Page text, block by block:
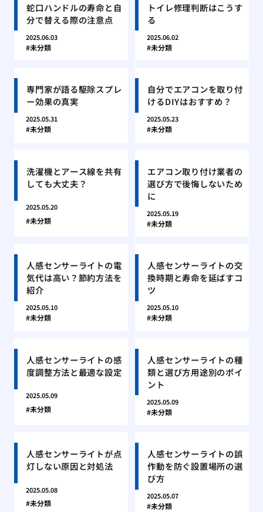
蛇口ハンドルの寿命と自
分で替える際の注意点
2025.06.03
未分類
トイレ修理判断はこうす
る
2025.06.02
未分類
専門家が語る駆除スプレ
ー効果の真実
2025.05.31
未分類
自分でエアコンを取り付
けるDIYはおすすめ？
2025.05.23
未分類
洗濯機とアース線を共有
しても大丈夫？
2025.05.20
未分類
エアコン取り付け業者の
選び方で後悔しないため
に
2025.05.19
未分類
人感センサーライトの電
気代は高い？節約方法を
紹介
2025.05.10
未分類
人感センサーライトの交
換時期と寿命を延ばすコ
ツ
2025.05.10
未分類
人感センサーライトの感
度調整方法と最適な設定
2025.05.09
未分類
人感センサーライトの種
類と選び方用途別のポイ
ント
2025.05.09
未分類
人感センサーライトが点
灯しない原因と対処法
2025.05.08
未分類
人感センサーライトの誤
作動を防ぐ設置場所の選
び方
2025.05.07
未分類